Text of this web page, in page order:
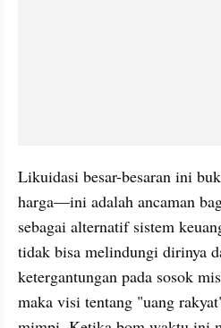
Likuidasi besar-besaran ini
harga—ini adalah ancaman
sebagai alternatif sistem
tidak bisa melindungi dirinya
ketergantungan pada sosok
maka visi tentang "uang